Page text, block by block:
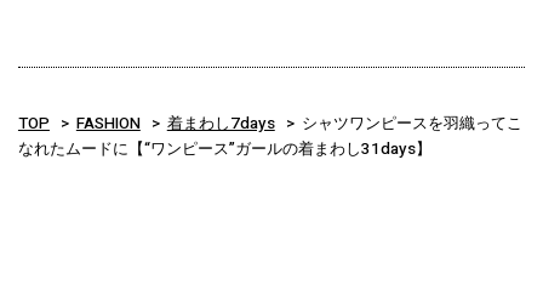
TOP FASHION 着まわし7days
シャツワンピースを羽織ってこ
なれたムードに【“ワンピース”ガールの着まわし31days】